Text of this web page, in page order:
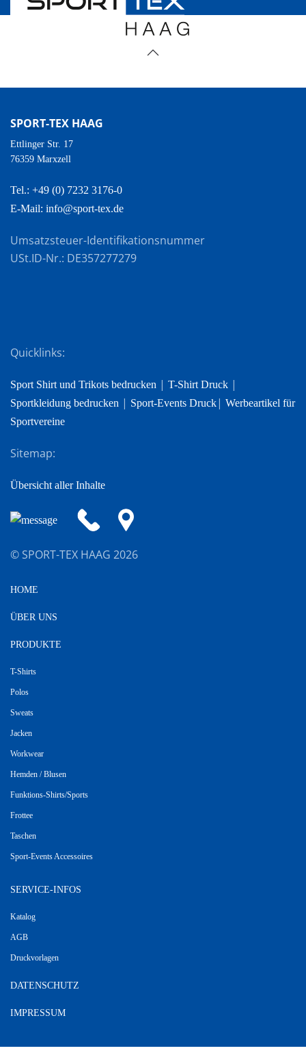
SPORT-TEX HAAG
Ettlinger Str. 17
76359 Marxzell
Tel.: +49 (0) 7232 3176-0
E-Mail: info@sport-tex.de
Umsatzsteuer-Identifikationsnummer
USt.ID-Nr.: DE357277279
Quicklinks:
Sport Shirt und Trikots bedrucken | T-Shirt Druck |
Sportkleidung bedrucken | Sport-Events Druck| Werbeartikel für
Sportvereine
Sitemap:
Übersicht aller Inhalte
© SPORT-TEX HAAG 2026
HOME
ÜBER UNS
PRODUKTE
T-Shirts
Polos
Sweats
Jacken
Workwear
Hemden / Blusen
Funktions-Shirts/Sports
Frottee
Taschen
Sport-Events Accessoires
SERVICE-INFOS
Katalog
AGB
Druckvorlagen
DATENSCHUTZ
IMPRESSUM